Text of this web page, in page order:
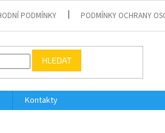
PODMÍNKY PODMÍNKY OCHRANY
HLEDAT
Kontakty